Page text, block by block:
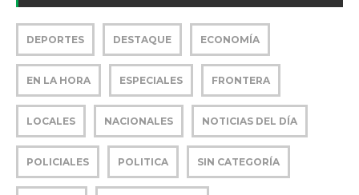
DEPORTES DESTAQUE ECONOMÍA
EN LA HORA ESPECIALES FRONTERA
LOCALES NACIONALES NOTICIAS DEL DÍA
POLICIALES POLITICA SIN CATEGORÍA